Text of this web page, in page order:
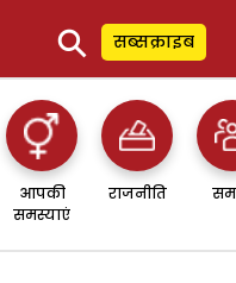
⚲ सब्सक्राइब
आपकी
समस्याएं
राजनीति